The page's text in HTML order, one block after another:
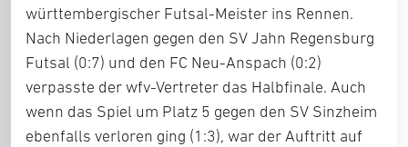
württembergischer Futsal-Meister ins Rennen.
Nach Niederlagen gegen den SV Jahn Regensburg
Futsal (0:7) und den FC Neu-Anspach (0:2)
verpasste der wfv-Vertreter das Halbfinale. Auch
wenn das Spiel um Platz 5 gegen den SV Sinzheim
ebenfalls verloren ging (1:3), war der Auftritt auf